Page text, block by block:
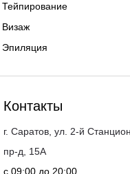
Тейпирование
Визаж
Эпиляция
Контакты
г. Саратов, ул. 2-й
пр-д, 15А
с 09:00 до 20:00